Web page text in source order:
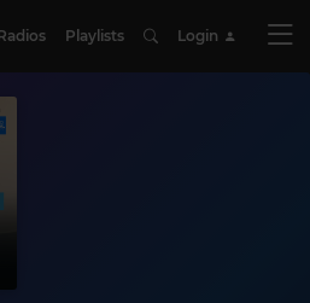
Playlists Login